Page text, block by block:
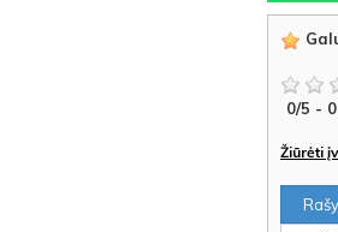
0/5 - 0
Žiūrėti